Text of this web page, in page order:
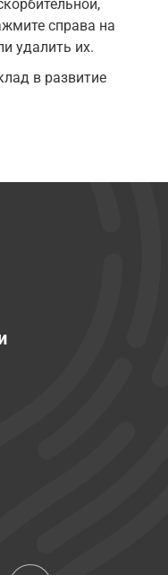
справа на
удалить их.
в развитие